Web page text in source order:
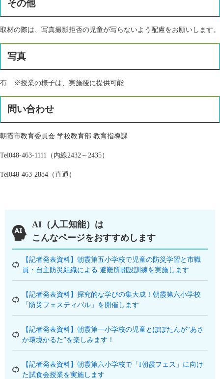
その他
取材の際は、写真撮影拒否の児童が写らないよう配慮をお願いします。
写真
有 ※授業の様子は、実施後に提供可能
問い合わせ
朝霞市教育委員会 学校教育部 教育指導課
Tel048-463-1111（内線2432～2435）
Tel048-463-2884（直通）
AI（人工知能）は
こんなページをおすすめします
【記者発表資料】朝霞第五小学校で児童の防災学習と市職
員・自主防災組織による 避難所開設訓練を実施します
【記者発表資料】探究的な学びの集大成！朝霞第六小学校
「防災フェスティバル」を開催します
【記者発表資料】朝霞第一小学校の児童とぽぽたんが“あさ
か環境かるた”を楽しみます！
【記者発表資料】朝霞第六小学校で「I朝霞フェス」に向け
た試食会授業を実施します